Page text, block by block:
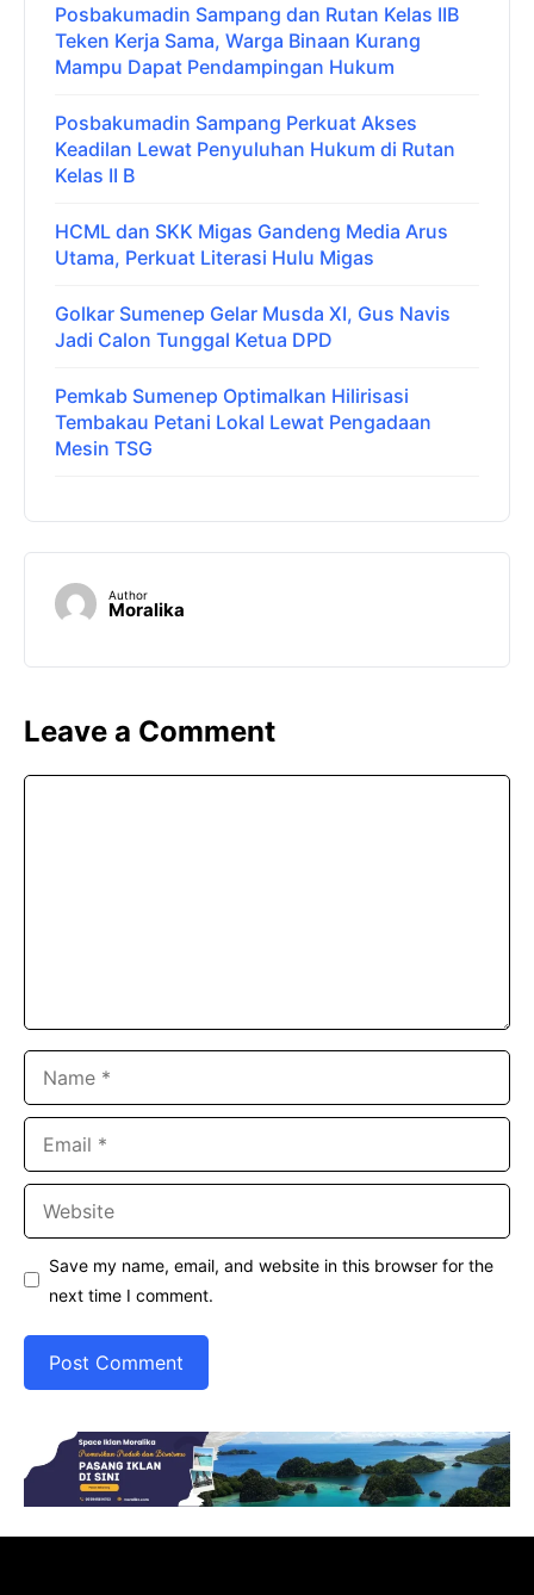
Posbakumadin Sampang dan Rutan Kelas IIB
Teken Kerja Sama, Warga Binaan Kurang
Mampu Dapat Pendampingan Hukum
Posbakumadin Sampang Perkuat Akses
Keadilan Lewat Penyuluhan Hukum di Rutan
Kelas II B
HCML dan SKK Migas Gandeng Media Arus
Utama, Perkuat Literasi Hulu Migas
Golkar Sumenep Gelar Musda XI, Gus Navis
Jadi Calon Tunggal Ketua DPD
Pemkab Sumenep Optimalkan Hilirisasi
Tembakau Petani Lokal Lewat Pengadaan
Mesin TSG
Author
Moralika
Leave a Comment
Save my name, email, and website in this browser for the
next time I comment.